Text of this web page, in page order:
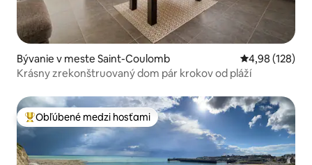
Bývanie v meste Saint-Coulomb Priemerné
4,98 (128)
Krásny zrekonštruovaný dom pár krokov od pláží
Najobľúbenejšie medzi hosťami
Obľúbené medzi hosťami